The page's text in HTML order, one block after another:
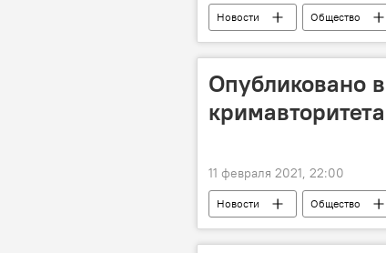
Новости Общество
мальчик
Опубликовано
11 февраля 2021, 22:00
Новости Общество
задержание
Уголовные